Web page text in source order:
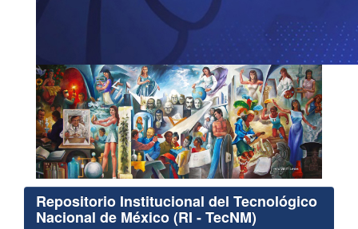
Repositorio Institucional del Tecnológico
Nacional de México (RI - TecNM)